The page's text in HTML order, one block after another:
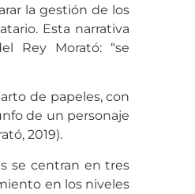
la gestión de los
Esta narrativa
Rey Morató: “se
de papeles, con
de un personaje
2019).
se centran en tres
en los niveles